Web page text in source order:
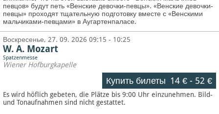
певцов» будут петь «Венские девочки-певцы». «Венские девочки-
певцы» проходят тщательную подготовку вместе с «Венскими
мальчиками-певцами» в Аугартенпаласе.
Воскресенье, 27. 09. 2026 09:15 - 10:25
W. A. Mozart
Spatzenmesse
Wiener Hofburgkapelle
Купить билеты 14 €- 52 €
Es wird höflich gebeten, die Plätze bis 9:00 Uhr einzunehmen. Bild-
und Tonaufnahmen sind nicht gestattet.